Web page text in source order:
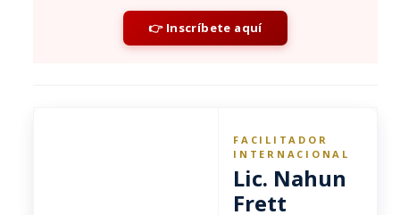
👉 Inscríbete aquí
FACILITADOR
INTERNACIONAL
Lic. Nahun
Frett